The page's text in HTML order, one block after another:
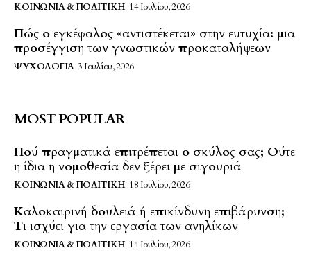
ΚΟΙΝΩΝΊΑ & ΠΟΛΙΤΙΚΉ 14 Ιουλίου, 2026
Πώς ο εγκέφαλος «αντιστέκεται» στην ευτυχία: μια
προσέγγιση των γνωστικών προκαταλήψεων
ΨΥΧΟΛΟΓΊΑ 3 Ιουλίου, 2026
MOST POPULAR
Πού πραγματικά επιτρέπεται ο σκύλος σας; Ούτε
η ίδια η νομοθεσία δεν ξέρει με σιγουριά
ΚΟΙΝΩΝΊΑ & ΠΟΛΙΤΙΚΉ 18 Ιουλίου, 2026
Καλοκαιρινή δουλειά ή επικίνδυνη επιβάρυνση;
Τι ισχύει για την εργασία των ανηλίκων
ΚΟΙΝΩΝΊΑ & ΠΟΛΙΤΙΚΉ 14 Ιουλίου, 2026